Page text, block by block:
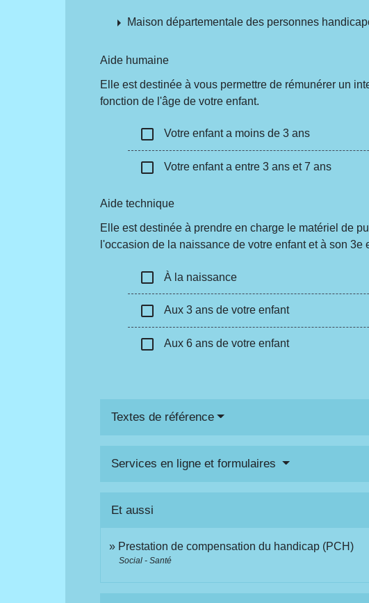
arrow_right Maison départementale des personnes
Aide humaine
Elle est destinée à vous permettre de rémunérer un
fonction de l'âge de votre enfant.
check_box_outline_blank Votre enfant a moins de 3 ans
check_box_outline_blank Votre enfant a entre 3 ans et 7 ans
Aide technique
Elle est destinée à prendre en charge le matériel de
l'occasion de la naissance de votre enfant et à son 3e
check_box_outline_blank À la naissance
check_box_outline_blank Aux 3 ans de votre enfant
check_box_outline_blank Aux 6 ans de votre enfant
Textes de référence
Services en ligne et formulaires
Et aussi
Prestation de compensation du handicap (PCH)
Social - Santé